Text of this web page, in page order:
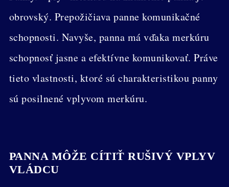
obrovský. Prepožičiava panne komunikačné
schopnosti. Navyše, panna má vďaka merkúru
schopnosť jasne a efektívne komunikovať. Práve
tieto vlastnosti, ktoré sú charakteristikou panny
sú posilnené vplyvom merkúru.
PANNA MÔŽE CÍTIŤ RUŠIVÝ VPLYV
VLÁDCU